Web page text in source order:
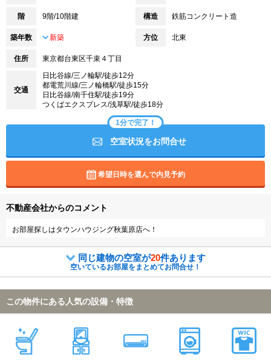
階 9階/10階建 構造 鉄筋コンクリート造
築年数 新築 方位 北東
住所 東京都台東区千束４丁目
交通
日比谷線/三ノ輪駅/徒歩12分
都電荒川線/三ノ輪橋駅/徒歩15分
日比谷線/南千住駅/徒歩19分
つくばエクスプレス/浅草駅/徒歩18分
1分で完了！
空室状況をお問合せ
希望日時を選んで内見予約
不動産会社からのコメント
お部屋探しはタウンハウジング秋葉原店へ！
同じ建物の空室が20件あります
空いているお部屋をまとめてお問合せ！
この物件にある人気の設備・特徴